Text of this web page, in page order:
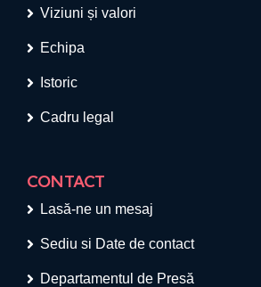
Viziuni și valori
Echipa
Istoric
Cadru legal
CONTACT
Lasă-ne un mesaj
Sediu si Date de contact
Departamentul de Presă